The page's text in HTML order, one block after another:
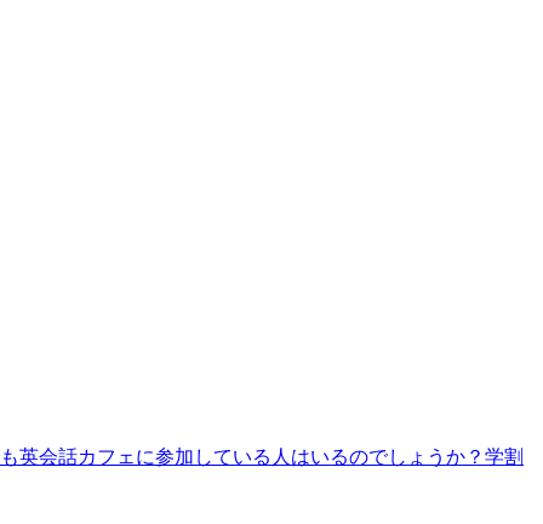
英会話カフェに参加している人はいるのでしょうか？学割